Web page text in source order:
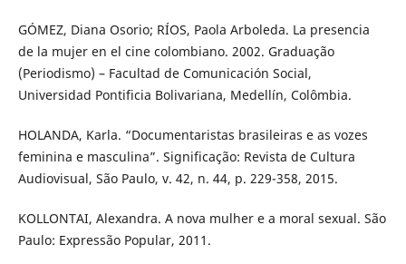
GÓMEZ, Diana Osorio; RÍOS, Paola Arboleda. La presencia
de la mujer en el cine colombiano. 2002. Graduação
(Periodismo) – Facultad de Comunicación Social,
Universidad Pontificia Bolivariana, Medellín, Colômbia.
HOLANDA, Karla. “Documentaristas brasileiras e as vozes
feminina e masculina”. Significação: Revista de Cultura
Audiovisual, São Paulo, v. 42, n. 44, p. 229-358, 2015.
KOLLONTAI, Alexandra. A nova mulher e a moral sexual. São
Paulo: Expressão Popular, 2011.